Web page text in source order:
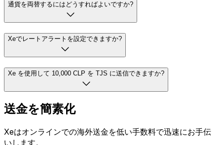
通貨を両替するにはどうすればよいですか?
Xeでレートアラートを設定できますか?
Xe を使用して 10,000 CLP を TJS に送信できますか?
送金を簡素化
Xeはオンラインでの海外送金を低い手数料で迅速にお手伝
いします。